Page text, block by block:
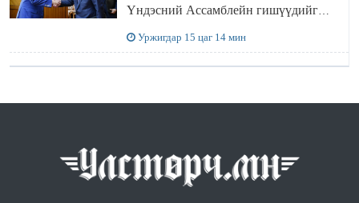
Үндэсний Ассамблейн гишүүдийг
Уржигдар 15 цаг 14 мин